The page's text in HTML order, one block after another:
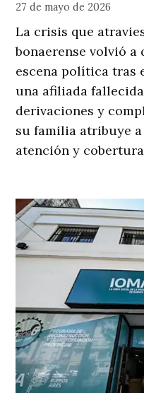
27 de mayo de 2026
La crisis que
bonaerense volvió a
escena política tras
una afiliada
derivaciones y
su familia atribuye
atención y